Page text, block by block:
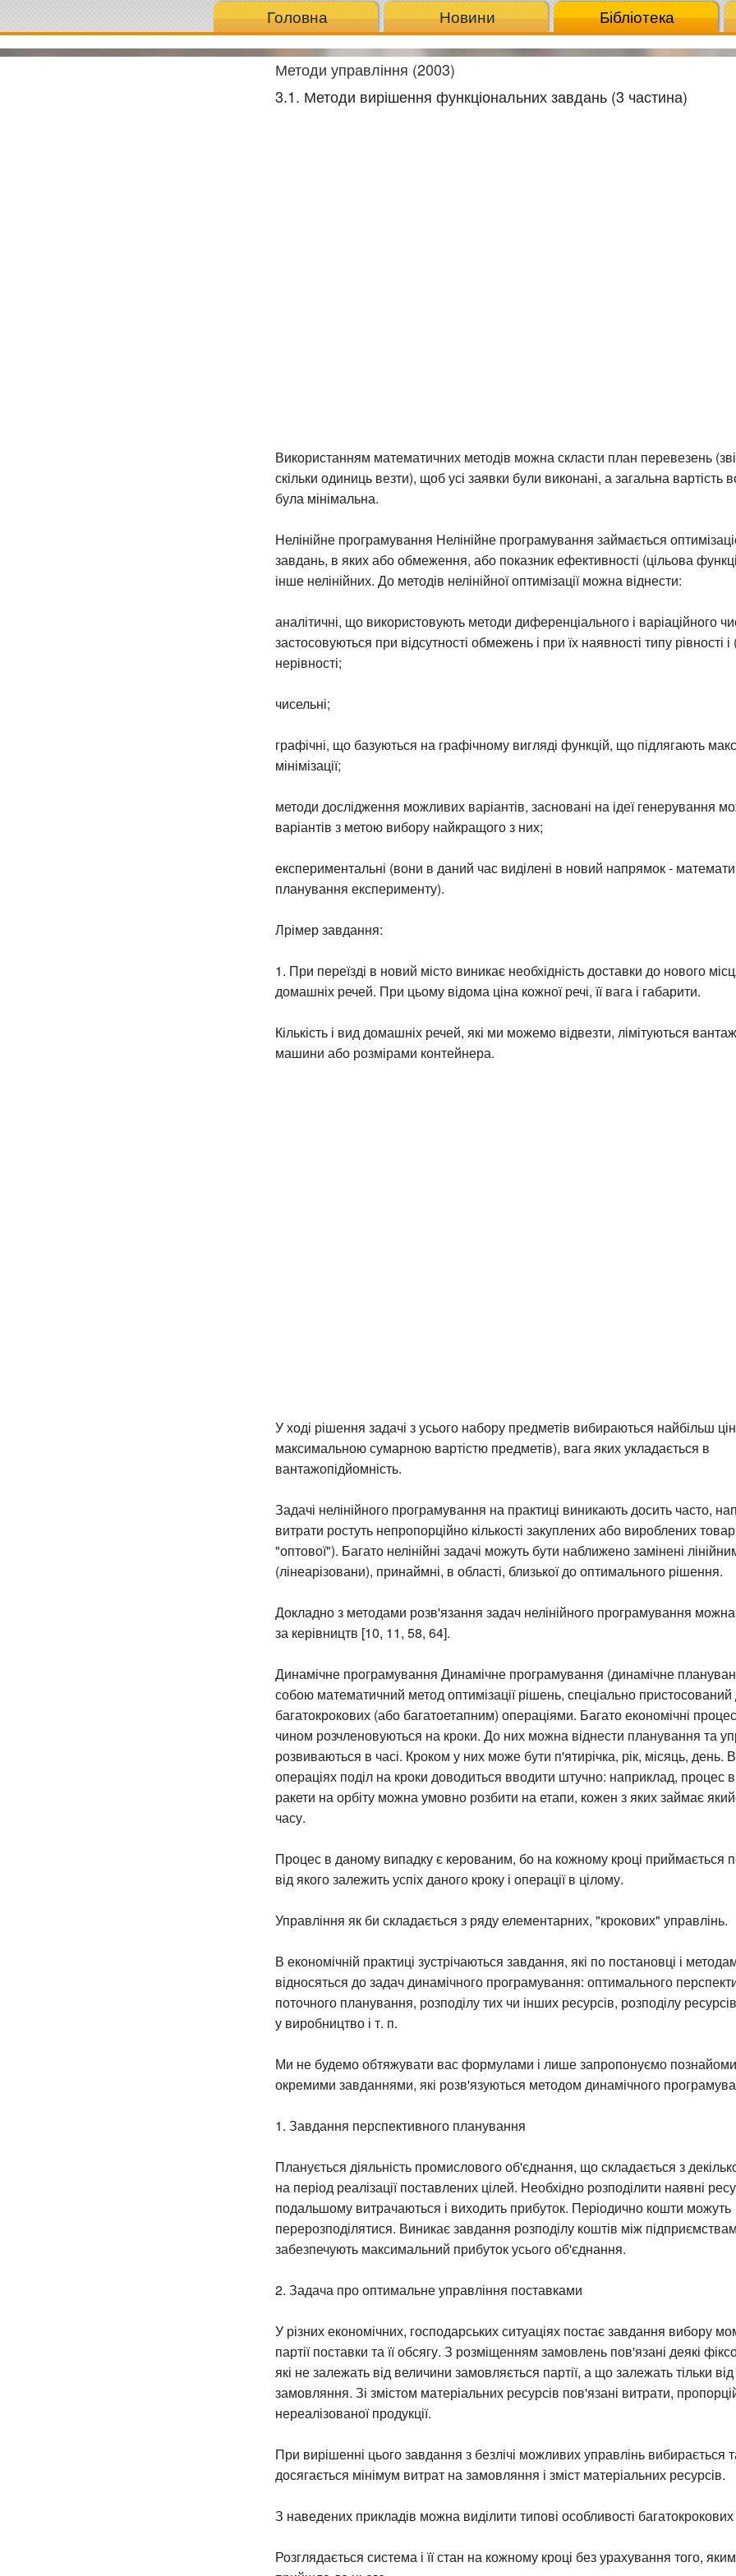
Головна Новини Бібліотека
Методи управління (2003)
3.1. Методи вирішення функціональних завдань (3 частина)
Використанням математичних методів можна скласти план перевезень
скільки одиниць везти), щоб усі заявки були виконані, а загальна вартість
була мінімальна.
Нелінійне програмування Нелінійне програмування займається
завдань, в яких або обмеження, або показник ефективності (цільова
інше нелінійних. До методів нелінійної оптимізації можна віднести:
аналітичні, що використовують методи диференціального і варіаційного
застосовуються при відсутності обмежень і при їх наявності типу рівності
нерівності;
чисельні;
графічні, що базуються на графічному вигляді функцій, що підлягають
мінімізації;
методи дослідження можливих варіантів, засновані на ідеї генерування
варіантів з метою вибору найкращого з них;
експериментальні (вони в даний час виділені в новий напрямок -
планування експерименту).
Лрімер завдання:
1. При переїзді в новий місто виникає необхідність доставки до нового
домашніх речей. При цьому відома ціна кожної речі, її вага і габарити.
Кількість і вид домашніх речей, які ми можемо відвезти, лімітуються
машини або розмірами контейнера.
У ході рішення задачі з усього набору предметів вибираються найбільш
максимальною сумарною вартістю предметів), вага яких укладається в
вантажопідйомність.
Задачі нелінійного програмування на практиці виникають досить часто,
витрати ростуть непропорційно кількості закуплених або вироблених
"оптової"). Багато нелінійні задачі можуть бути наближено замінені
(лінеарізовани), принаймні, в області, близької до оптимального рішення.
Докладно з методами розв'язання задач нелінійного програмування
за керівництв [10, 11, 58, 64].
Динамічне програмування Динамічне програмування (динамічне
собою математичний метод оптимізації рішень, спеціально пристосований
багатокрокових (або багатоетапним) операціями. Багато економічні
чином розчленовуються на кроки. До них можна віднести планування та
розвиваються в часі. Кроком у них може бути п'ятирічка, рік, місяць, день.
операціях поділ на кроки доводиться вводити штучно: наприклад, процес
ракети на орбіту можна умовно розбити на етапи, кожен з яких займає
часу.
Процес в даному випадку є керованим, бо на кожному кроці приймається
від якого залежить успіх даного кроку і операції в цілому.
Управління як би складається з ряду елементарних, "крокових" управлінь.
В економічній практиці зустрічаються завдання, які по постановці і
відносяться до задач динамічного програмування: оптимального
поточного планування, розподілу тих чи інших ресурсів, розподілу
у виробництво і т. п.
Ми не будемо обтяжувати вас формулами і лише запропонуємо
окремими завданнями, які розв'язуються методом динамічного
1. Завдання перспективного планування
Планується діяльність промислового об'єднання, що складається з
на період реалізації поставлених цілей. Необхідно розподілити наявні
подальшому витрачаються і виходить прибуток. Періодично кошти можуть
перерозподілятися. Виникає завдання розподілу коштів між
забезпечують максимальний прибуток усього об'єднання.
2. Задача про оптимальне управління поставками
У різних економічних, господарських ситуаціях постає завдання вибору
партії поставки та її обсягу. З розміщенням замовлень пов'язані деякі
які не залежать від величини замовляється партії, а що залежать тільки
замовляння. Зі змістом матеріальних ресурсів пов'язані витрати,
нереалізованої продукції.
При вирішенні цього завдання з безлічі можливих управлінь вибирається
досягається мінімум витрат на замовляння і зміст матеріальних ресурсів.
З наведених прикладів можна виділити типові особливості
Розглядається система і її стан на кожному кроці без урахування того,